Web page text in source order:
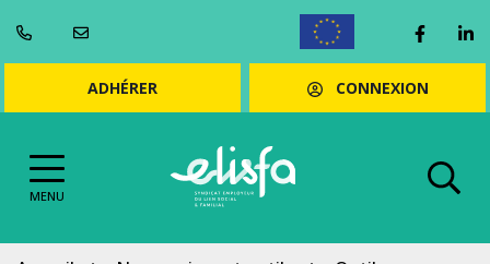
au
contenu
Lien
ADHÉRER CONNEXION
MENU